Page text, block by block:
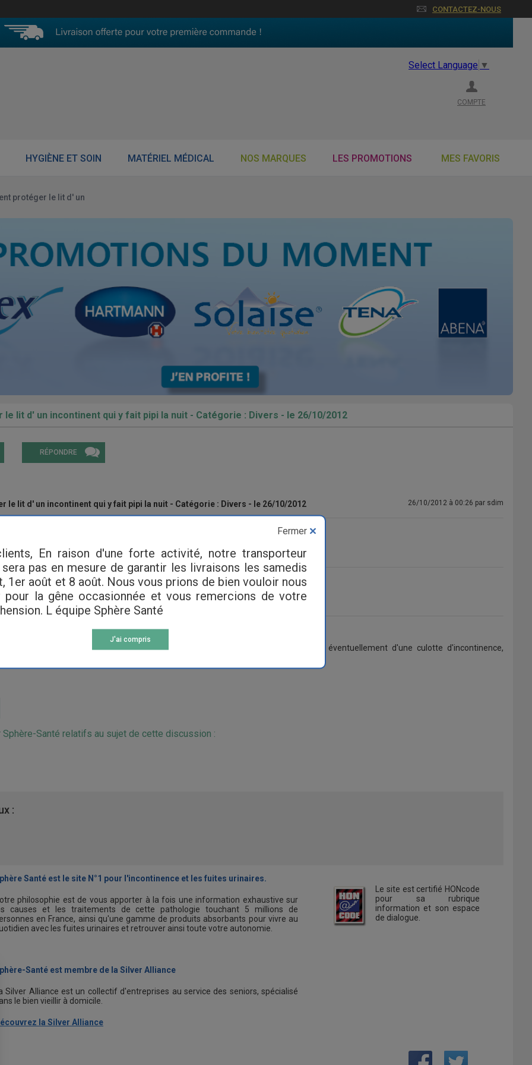
CONTACTEZ-NOUS
Select Language ▼
COMPTE
HYGIÈNE ET SOIN MATÉRIEL MÉDICAL NOS MARQUES LES PROMOTIONS MES FAVORIS
protéger le lit d' un
lit d' un incontinent qui y fait pipi la nuit - Catégorie : Divers - le 26/10/2012
RÉPONDRE
le lit d' un incontinent qui y fait pipi la nuit - Catégorie : Divers - le 26/10/2012 26/10/2012 à 00:26 par sdim
le lit d' un incontinent qui y fait pipi
Tchindo
avec du plastique.
félix
mettre une couche culotte de type téna maxi elle sont très absorbantes suivi éventuellement d'une culotte d'incontinence,
suffire, sinon acheter des alèses. Ils en vendent sur ce site.
Santé relatifs au sujet de cette discussion :
:
Santé est le site N°1 pour l'incontinence et les fuites urinaires.
philosophie est de vous apporter à la fois une information exhaustive sur
causes et les traitements de cette pathologie touchant 5 millions de
en France, ainsi qu'une gamme de produits absorbants pour vivre au
avec les fuites urinaires et retrouver ainsi toute votre autonomie.
Le site est certifié HONcode
pour sa rubrique
information et son espace
de dialogue.
Santé est membre de la Silver Alliance
Silver Alliance est un collectif d'entreprises au service des seniors, spécialisé
le bien vieillir à domicile.
la Silver Alliance
En raison d'une forte activité, notre transporteur
pas en mesure de garantir les livraisons les samedis
1er août et 8 août. Nous vous prions de bien vouloir nous
pour la gêne occasionnée et vous remercions de votre
L équipe Sphère Santé
J'ai compris
Fermer